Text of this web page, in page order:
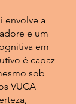
envolve a
e um
em
é capaz
sob
VUCA